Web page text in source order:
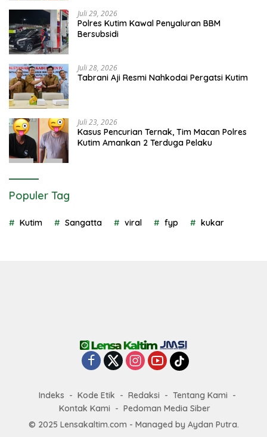
Juli 29, 2026
Polres Kutim Kawal Penyaluran BBM
Bersubsidi
Juli 28, 2026
Tabrani Aji Resmi Nahkodai Pergatsi Kutim
Juli 23, 2026
Kasus Pencurian Ternak, Tim Macan Polres
Kutim Amankan 2 Terduga Pelaku
Populer Tag
Kutim Sangatta viral fyp kukar
Indeks Kode Etik Redaksi
Tentang Kami
Kontak Kami
Pedoman Media Siber
© 2025 Lensakaltim.com - Managed by Aydan Putra.